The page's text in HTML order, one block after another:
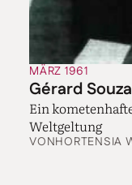
MÄRZ 1961
Gérard
Ein
Weltgeltung
VONHORTENSIA